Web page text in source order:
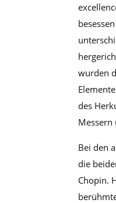
wurden
des
Messern
Bei den
die
Chopin.